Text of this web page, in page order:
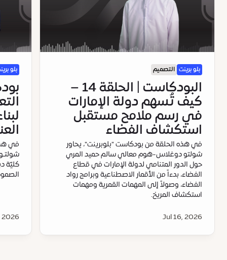
بلو برينت التصميم
البودكاست | الحلقة 14 –
كيف تُسهم دولة الإمارات
في رسم ملامح مستقبل
استكشاف الفضاء
في هذه الحلقة من بودكاست "بلوبرينت"، يحاور
شولتو دوغلاس-هوم معالي سالم حميد المري
حول الدور المتنامي لدولة الإمارات في قطاع
الفضاء، بدءاً من الأقمار الاصطناعية وبرامج رواد
الفضاء، وصولاً إلى المهمات القمرية ومهمات
استكشاف المريخ.
Jul 16, 2026
بلو
في
كليّة
2026